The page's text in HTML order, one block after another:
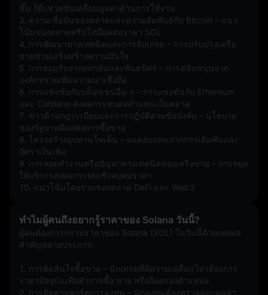
ขึ้น ก็ยิ่งช่วยขับเคลื่อนมูลค่าด้านการใช้งาน
3. ความเชื่อมั่นของตลาดและความสัมพันธ์กับ Bitcoin – แนว
โน้มของตลาดคริปโตมีผลต่อราคา SOL
4. การพัฒนาทางเทคนิคและการอัปเกรด – การปรับปรุงเครือ
ข่ายช่วยเสริมสร้างความมั่นใจ
5. การยอมรับจากสถาบันและพันธมิตร – การสนับสนุนจาก
องค์กรช่วยเพิ่มความน่าเชื่อถือ
6. การแข่งขันกับบล็อกเชนอื่น ๆ – การแข่งขันกับ Ethereum
และ Cardano ส่งผลกระทบต่อตำแหน่งในตลาด
7. ข่าวด้านกฎระเบียบและการปฏิบัติตามข้อบังคับ – นโยบาย
ของรัฐบาลมีผลต่อการซื้อขาย
8. โครงสร้างอุปทานโทเค็น – ผลตอบแทนจากการเดิมพันและ
อัตราเงินเฟ้อ
9. การหยุดทำงานหรือปัญหาทางเทคนิคของเครือข่าย – การหยุด
ให้บริการส่งผลกระทบเชิงลบต่อราคา
10. แนวโน้มโดยรวมของตลาด DeFi และ Web3
ทำไมผู้คนถึงอยากรู้ราคาของ Solana วันนี้?
ผู้คนต้องการทราบราคาของ Solana (SOL) ในวันนี้ด้วยเหตุผล
สำคัญหลายประการ:
1. การตัดสินใจซื้อขาย – นักเทรดที่มีความเคลื่อนไหวต้องการ
ราคาปัจจุบันเพื่อทำการซื้อ ขาย หรือถือครองตำแหน่ง
2. การติดตามพอร์ตการลงทุน – นักลงทุนต้องตรวจสอบมูลค่า